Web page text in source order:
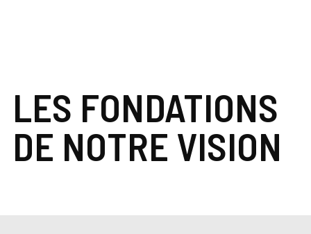
LES FONDATIONS
DE NOTRE VISION